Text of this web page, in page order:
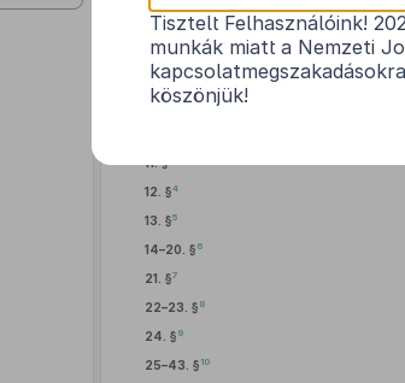
a
11. §
12. §4
13. §5
14–20. § 6
21. §7
22–23. § 8
24. § 9
25–43. § 10
Tisztelt Felhasználóink!
munkák miatt a Nemzeti
köszönjük!